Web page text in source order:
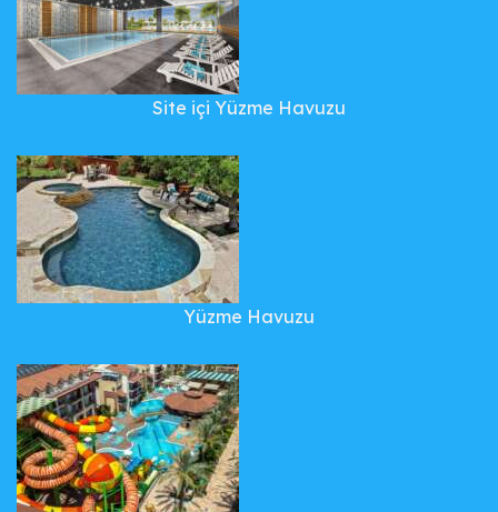
Site içi Yüzme Havuzu
Yüzme Havuzu